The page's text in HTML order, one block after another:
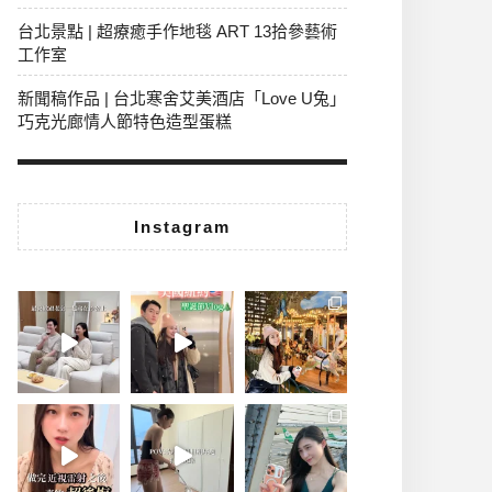
台北景點 | 超療癒手作地毯 ART 13拾參藝術
工作室
新聞稿作品 | 台北寒舍艾美酒店「Love U兔」
巧克光廊情人節特色造型蛋糕
Instagram